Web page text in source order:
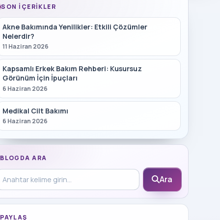
SON İÇERIKLER
Akne Bakımında Yenilikler: Etkili Çözümler
Nelerdir?
11 Haziran 2026
Kapsamlı Erkek Bakım Rehberi: Kusursuz
Görünüm İçin İpuçları
6 Haziran 2026
Medikal Cilt Bakımı
6 Haziran 2026
BLOGDA ARA
içinde ara
Ara
PAYLAŞ